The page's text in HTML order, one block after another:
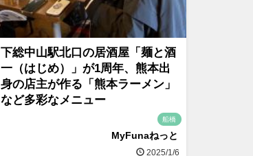
下総中山駅北口の居酒屋「麺と酒
一（はじめ）」が1周年、熊本出
身の店主が作る「熊本ラーメン」
など多彩なメニュー
船橋
MyFunaねっと
2025/1/6